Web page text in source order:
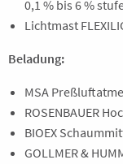
0,1 % bis 6 %
Lichtmast
Beladung:
MSA
ROSENBAUER
BIOEX
GOLLMER &